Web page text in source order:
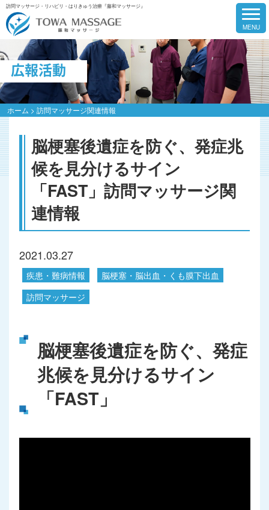
訪問マッサージ・リハビリ・はりきゅう治療『藤和マッサージ』
広報活動
ホーム > 訪問マッサージ関連情報
脳梗塞後遺症を防ぐ、発症兆
候を見分けるサイン
「FAST」訪問マッサージ関
連情報
2021.03.27
疾患・難病情報
脳梗塞・脳出血・くも膜下出血
訪問マッサージ
脳梗塞後遺症を防ぐ、発症
兆候を見分けるサイン
「FAST」